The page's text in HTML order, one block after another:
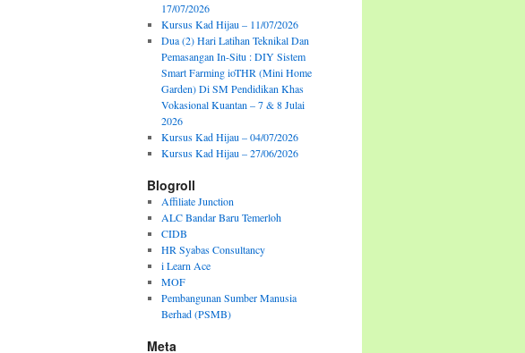
17/07/2026
Kursus Kad Hijau – 11/07/2026
Dua (2) Hari Latihan Teknikal Dan
Pemasangan In-Situ : DIY Sistem
Smart Farming ioTHR (Mini Home
Garden) Di SM Pendidikan Khas
Vokasional Kuantan – 7 & 8 Julai
2026
Kursus Kad Hijau – 04/07/2026
Kursus Kad Hijau – 27/06/2026
Blogroll
Affiliate Junction
ALC Bandar Baru Temerloh
CIDB
HR Syabas Consultancy
i Learn Ace
MOF
Pembangunan Sumber Manusia
Berhad (PSMB)
Meta